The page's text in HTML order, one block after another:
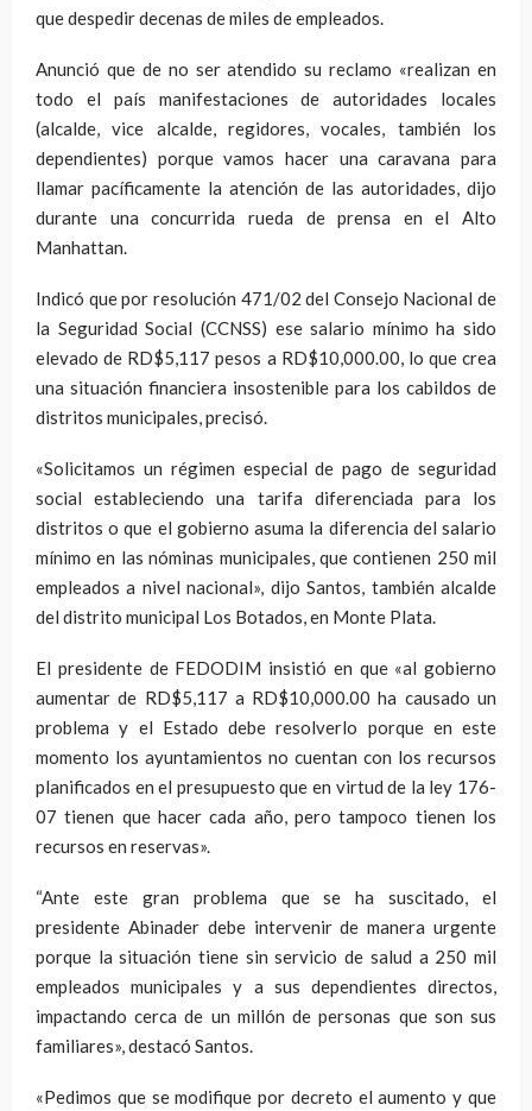
que despedir decenas de miles de empleados.
Anunció que de no ser atendido su reclamo «realizan en
todo el país manifestaciones de autoridades locales
(alcalde, vice alcalde, regidores, vocales, también los
dependientes) porque vamos hacer una caravana para
llamar pacíficamente la atención de las autoridades, dijo
durante una concurrida rueda de prensa en el Alto
Manhattan.
Indicó que por resolución 471/02 del Consejo Nacional de
la Seguridad Social (CCNSS) ese salario mínimo ha sido
elevado de RD$5,117 pesos a RD$10,000.00, lo que crea
una situación financiera insostenible para los cabildos de
distritos municipales, precisó.
«Solicitamos un régimen especial de pago de seguridad
social estableciendo una tarifa diferenciada para los
distritos o que el gobierno asuma la diferencia del salario
mínimo en las nóminas municipales, que contienen 250 mil
empleados a nivel nacional», dijo Santos, también alcalde
del distrito municipal Los Botados, en Monte Plata.
El presidente de FEDODIM insistió en que «al gobierno
aumentar de RD$5,117 a RD$10,000.00 ha causado un
problema y el Estado debe resolverlo porque en este
momento los ayuntamientos no cuentan con los recursos
planificados en el presupuesto que en virtud de la ley 176-
07 tienen que hacer cada año, pero tampoco tienen los
recursos en reservas».
“Ante este gran problema que se ha suscitado, el
presidente Abinader debe intervenir de manera urgente
porque la situación tiene sin servicio de salud a 250 mil
empleados municipales y a sus dependientes directos,
impactando cerca de un millón de personas que son sus
familiares», destacó Santos.
«Pedimos que se modifique por decreto el aumento y que